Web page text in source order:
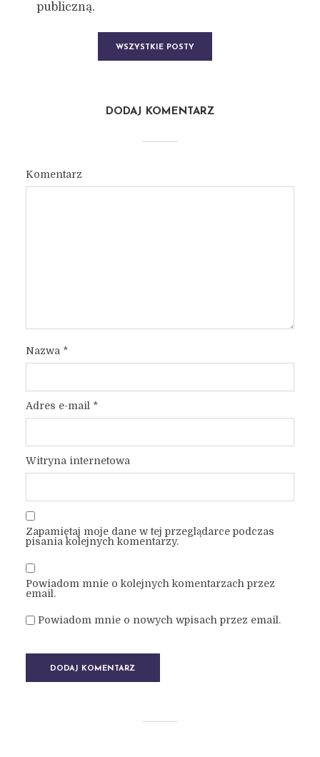
publiczną.
WSZYSTKIE POSTY
DODAJ KOMENTARZ
Komentarz
Nazwa *
Adres e-mail *
Witryna internetowa
Zapamiętaj moje dane w tej przeglądarce podczas
pisania kolejnych komentarzy.
Powiadom mnie o kolejnych komentarzach przez
email.
Powiadom mnie o nowych wpisach przez email.